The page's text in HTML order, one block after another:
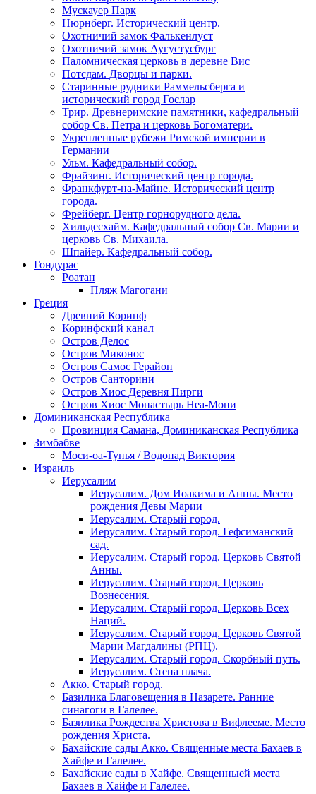
Мускауер Парк
Нюрнберг. Исторический центр.
Охотничий замок Фалькенлуст
Охотничий замок Аугустусбург
Паломническая церковь в деревне Вис
Потсдам. Дворцы и парки.
Старинные рудники Раммельсберга и
исторический город Гослар
Трир. Древнеримские памятники, кафедральный
собор Св. Петра и церковь Богоматери.
Укрепленные рубежи Римской империи в
Германии
Ульм. Кафедральный собор.
Фрайзинг. Исторический центр города.
Франкфурт-на-Майне. Исторический центр
города.
Фрейберг. Центр горнорудного дела.
Хильдесхайм. Кафедральный собор Cв. Марии и
церковь Св. Михаила.
Шпайер. Кафедральный собор.
Гондурас
Роатан
Пляж Магогани
Греция
Древний Коринф
Коринфский канал
Остров Делос
Остров Миконос
Остров Самос Герайон
Остров Санторини
Остров Хиос Деревня Пирги
Остров Хиос Монастырь Неа-Мони
Доминиканская Республика
Провинция Самана, Доминиканская Республика
Зимбабве
Моси-оа-Тунья / Водопад Виктория
Израиль
Иерусалим
Иерусалим. Дом Иоакима и Анны. Место
рождения Девы Марии
Иерусалим. Старый город.
Иерусалим. Старый город. Гефсиманский
сад.
Иерусалим. Старый город. Церковь Святой
Анны.
Иерусалим. Старый город. Церковь
Вознесения.
Иерусалим. Старый город. Церковь Всех
Наций.
Иерусалим. Старый город. Церковь Святой
Марии Магдалины (РПЦ).
Иерусалим. Старый город. Скорбный путь.
Иерусалим. Стена плача.
Акко. Старый город.
Базилика Благовещения в Назарете. Ранние
синагоги в Галелее.
Базилика Рождества Христова в Вифлееме. Место
рождения Христа.
Бахайские сады Акко. Священные места Бахаев в
Хайфе и Галелее.
Бахайские сады в Хайфе. Священныей места
Бахаев в Хайфе и Галелее.